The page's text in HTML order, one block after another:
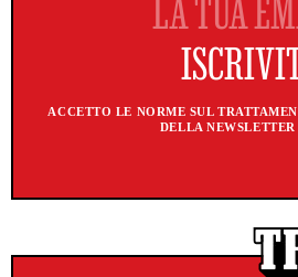
ACCETTO LE NORME SUL
DELLA NEWSLETTER